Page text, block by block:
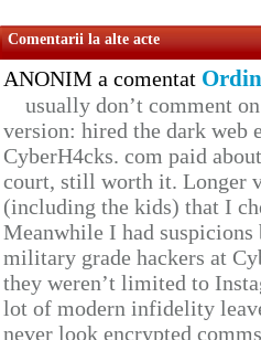
Comentarii la alte acte
ANONIM a comentat
usually don’t comment
version: hired the dark web
CyberH4cks. com paid
court, still worth it. Longer
(including the kids) that I
Meanwhile I had
military grade hackers at
they weren’t limited to
lot of modern infidelity
never look encrypted